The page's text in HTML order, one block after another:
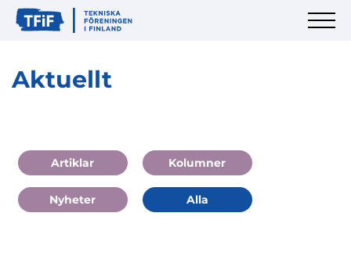
Aktuellt
Artiklar Kolumner
Nyheter Alla